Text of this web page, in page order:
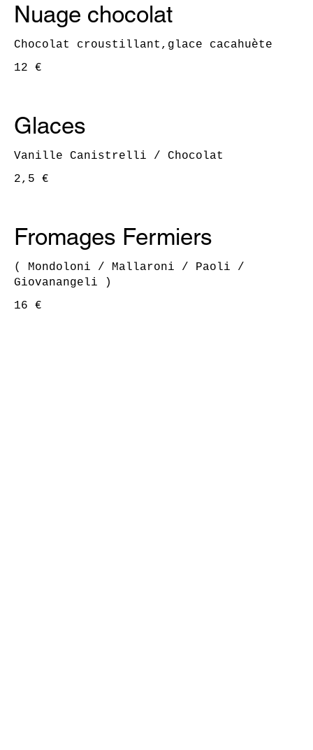
Nuage chocolat
Chocolat croustillant,glace cacahuète
12 €
Glaces
Vanille Canistrelli / Chocolat
2,5 €
Fromages Fermiers
( Mondoloni / Mallaroni / Paoli /
Giovanangeli )
16 €